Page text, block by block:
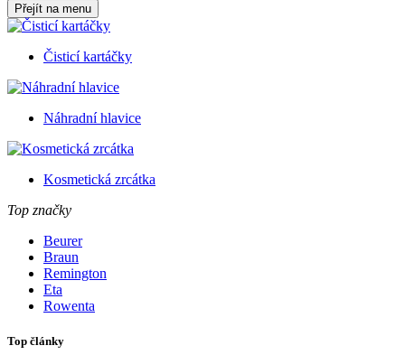
Přejít na menu
Čisticí kartáčky
Náhradní hlavice
Kosmetická zrcátka
Top značky
Beurer
Braun
Remington
Eta
Rowenta
Top články